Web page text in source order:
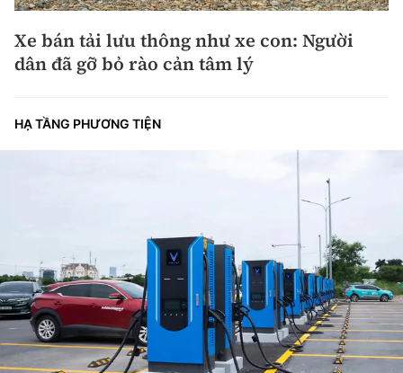
Xe bán tải lưu thông như xe con: Người
dân đã gỡ bỏ rào cản tâm lý
HẠ TẦNG PHƯƠNG TIỆN